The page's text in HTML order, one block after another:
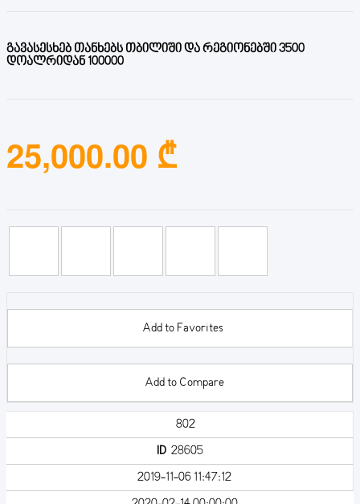
გავასესხებ თანხებს თბილიში და რეგიონებში 3500
დოალრიდან 100000
25,000.00 ₾
Add to Favorites
Add to Compare
802
ID28605
2019-11-06 11:47:12